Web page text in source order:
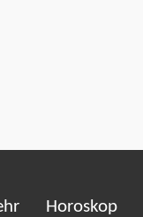
Horoskop